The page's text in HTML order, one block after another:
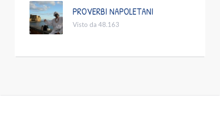
PROVERBI NAPOLETANI
Visto da 48.163